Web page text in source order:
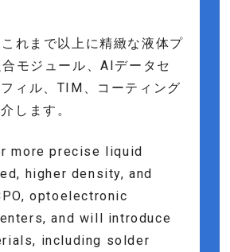
れまで以上に精緻な液体プ
モジュール、AIデータセ
ィル、TIM、コーティング
します。
more precise liquid
higher density, and
optoelectronic
and will introduce
including solder